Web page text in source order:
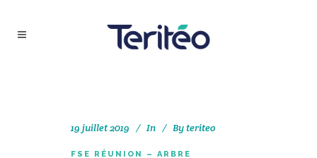
19 juillet 2019 In Byteriteo
FSE RÉUNION – ARBRE